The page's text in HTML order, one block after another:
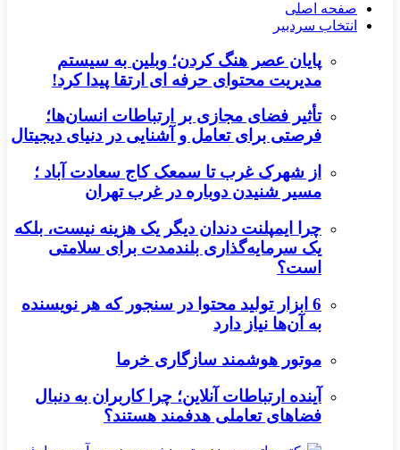
صفحه اصلی
انتخاب سردبیر
پایان عصر هنگ کردن؛ وبلین به سیستم
مدیریت محتوای حرفه ای ارتقا پیدا کرد!
تأثیر فضای مجازی بر ارتباطات انسان‌ها؛
فرصتی برای تعامل و آشنایی در دنیای دیجیتال
از شهرک غرب تا سمعک کاج سعادت آباد ؛
مسیر شنیدن دوباره در غرب تهران
چرا ایمپلنت دندان دیگر یک هزینه نیست، بلکه
یک سرمایه‌گذاری بلندمدت برای سلامتی
است؟
6 ابزار تولید محتوا در سنجور که هر نویسنده
به آن‌ها نیاز دارد
موتور هوشمند سازگاری خرما
آینده ارتباطات آنلاین؛ چرا کاربران به دنبال
فضاهای تعاملی هدفمند هستند؟